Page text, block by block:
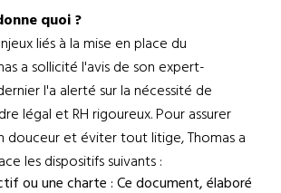
quoi ?
liés à la mise en place du
a sollicité l'avis de son expert-
l'a alerté sur la nécessité de
légal et RH rigoureux. Pour assurer
douceur et éviter tout litige, Thomas a
les dispositifs suivants :
ou une charte : Ce document, élaboré